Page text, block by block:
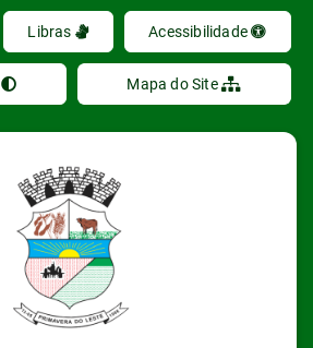
Libras Acessibilidade
Mapa do Site